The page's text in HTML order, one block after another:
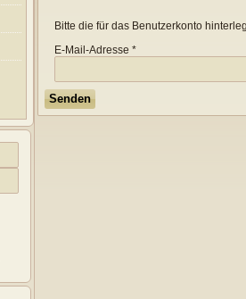
Bitte die für das Benutzerkonto
E-Mail-Adresse *
Senden